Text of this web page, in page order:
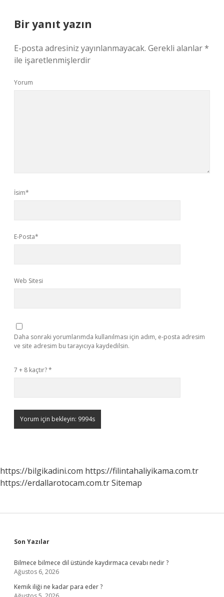
Bir yanıt yazın
E-posta adresiniz yayınlanmayacak. Gerekli alanlar*
ile işaretlenmişlerdir
Yorum
İsim*
E-Posta*
Web Sitesi
Daha sonraki yorumlarımda kullanılması için adım, e-posta adresim
ve site adresim bu tarayıcıya kaydedilsin.
7 + 8 kaçtır?*
https://bilgikadini.com https://filintahaliyikama.com.tr
https://erdallarotocam.com.trSitemap
Sidebar
Son Yazılar
Bilmece bilmece dil üstünde kaydırmaca cevabı nedir ?
Ağustos 6, 2026
Kemik iliği ne kadar para eder ?